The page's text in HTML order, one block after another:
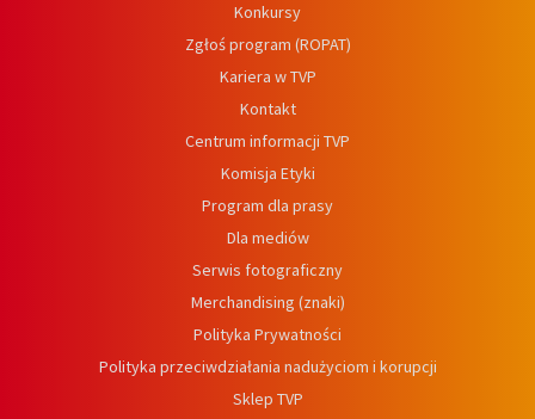
Konkursy
Zgłoś program (ROPAT)
Kariera w TVP
Kontakt
Centrum informacji TVP
Komisja Etyki
Program dla prasy
Dla mediów
Serwis fotograficzny
Merchandising (znaki)
Polityka Prywatności
Polityka przeciwdziałania nadużyciom i korupcji
Sklep TVP